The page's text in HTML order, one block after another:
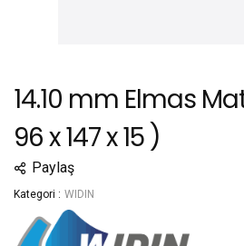
14.10 mm Elmas
96 x 147 x 15 )
Paylaş
Kategori : WIDIN